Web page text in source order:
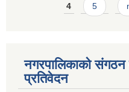
4 5
नगरपालिकाको
प्रतिवेदन